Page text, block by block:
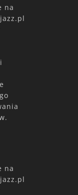
na
na